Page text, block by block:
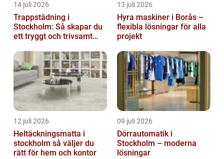
14 juli 2026
Trappstädning i
Stockholm: Så skapar du
ett tryggt och trivsamt
13 juli 2026
Hyra maskiner i Borås –
flexibla lösningar för alla
projekt
12 juli 2026
Heltäckningsmatta i
stockholm så väljer du
rätt för hem och kontor
09 juli 2026
Dörrautomatik i
Stockholm – moderna
lösningar